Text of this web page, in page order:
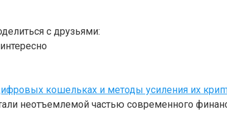
с друзьями:
кошельках и методы усиления их
неотъемлемой частью современного